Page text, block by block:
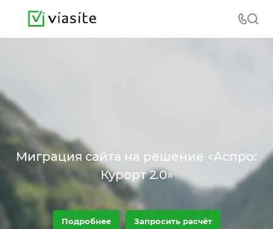
Миграция сайта на решение «Аспро:
Курорт 2.0»
Подробнее Запросить расчёт